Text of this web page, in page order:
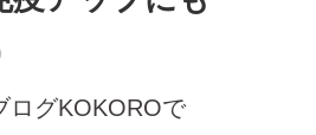
ログKOKOROで